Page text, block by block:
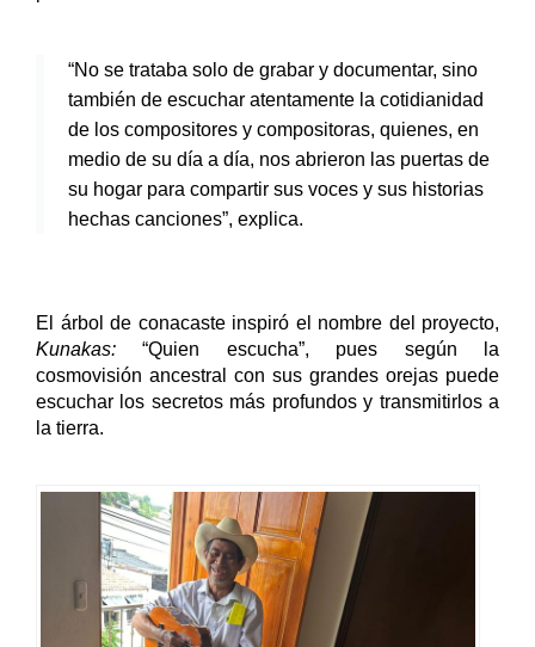
“No se trataba solo de grabar y documentar, sino
también de escuchar atentamente la cotidianidad
de los compositores y compositoras, quienes, en
medio de su día a día, nos abrieron las puertas de
su hogar para compartir sus voces y sus historias
hechas canciones”, explica.
Kunakas: “Quien escucha”, pues según la
cosmovisión ancestral con sus grandes orejas puede
escuchar los secretos más profundos y transmitirlos a
la tierra.